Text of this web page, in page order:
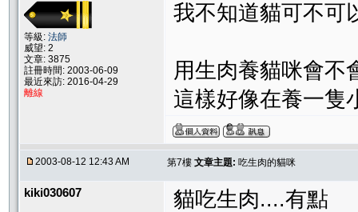
等級: 法師
威望: 2
文章: 3875
註冊時間: 2003-06-09
最近來訪: 2016-04-29
離線
我不知道貓可不可
用生肉養貓咪會不
這樣好像在養一隻
2003-08-12 12:43 AM 第7樓 文章主題: 吃生肉的貓咪
kiki030607
貓吃生肉....有點